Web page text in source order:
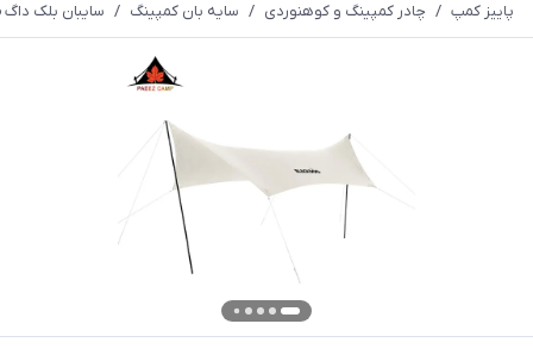
پاییز کمپ / چادر کمپینگ و کوهنوردی / سایه بان کمپینگ / سایبان بلک داگ 16 متر مربع silver coated به همراه 2 تیرک | BD-TM002